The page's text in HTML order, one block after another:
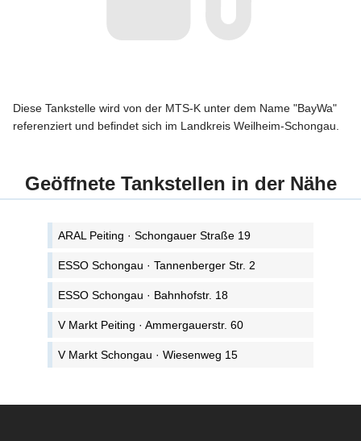
Diese Tankstelle wird von der MTS-K unter dem Name "BayWa"
referenziert und befindet sich im Landkreis Weilheim-Schongau.
Geöffnete Tankstellen in der Nähe
ARAL Peiting · Schongauer Straße 19
ESSO Schongau · Tannenberger Str. 2
ESSO Schongau · Bahnhofstr. 18
V Markt Peiting · Ammergauerstr. 60
V Markt Schongau · Wiesenweg 15